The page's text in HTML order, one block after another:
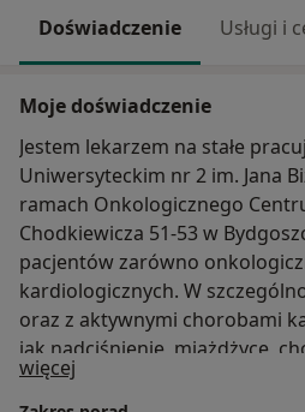
Doświadczenie Usługi i
Moje doświadczenie
Jestem lekarzem na stałe
Uniwersyteckim nr 2 im. Jana
ramach Onkologicznego
Chodkiewicza 51-53 w
pacjentów zarówno
kardiologicznych. W
oraz z aktywnymi chorobami
jak nadciśnienie, miażdżyce,
arytmie i niewydolności.
zagrożonych chorobami
więcej